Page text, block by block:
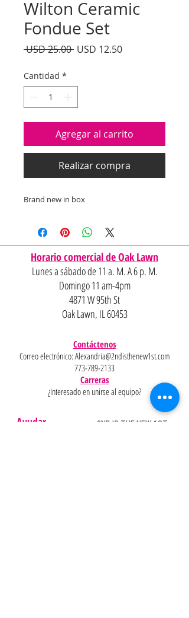
Wilton Ceramic
Fondue Set
USD 25.00 Precio
USD 12.50Precio
Cantidad *
Agregar al carrito
Realizar compra
Brand new in box
Horario comercial de Oak Lawn
Lunes a sábado de 11 a. M. A 6 p. M.
Domingo 11 am-4pm
4871 W 95th St
Oak Lawn, IL 60453
Contáctenos
Correo electrónico: Alexandria@2ndisthenew1st.com
773-789-2133
Carreras
¿Interesado en unirse al equipo?
Ayudar